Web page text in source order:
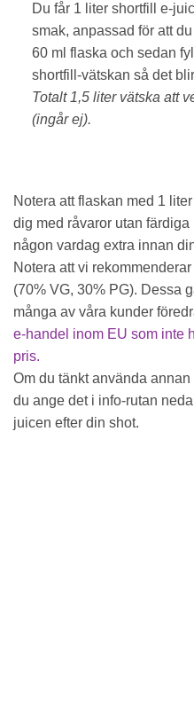
Du får 1 liter shortfill e-
smak, anpassad för att
60 ml flaska och sedan
shortfill-vätskan så det
Totalt 1,5 liter vätska att
(ingår ej).
Notera att flaskan med 1
dig med råvaror utan
någon vardag extra innan
Notera att vi
(70% VG, 30% PG). Dessa
många av våra kunder
e-handel inom EU som inte
pris.
Om du tänkt använda
du ange det i info-rutan
juicen efter din shot.